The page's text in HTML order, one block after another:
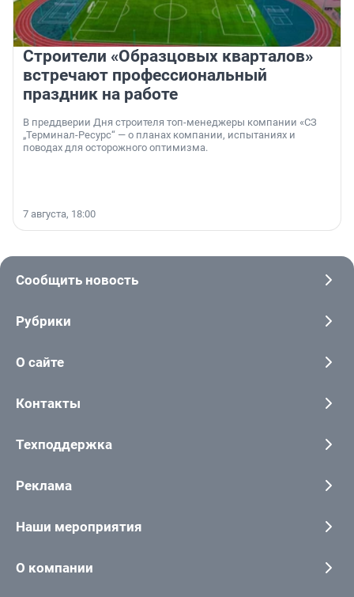
Строители «Образцовых кварталов»
встречают профессиональный
праздник на работе
В преддверии Дня строителя топ-менеджеры компании «СЗ
„Терминал-Ресурс“ — о планах компании, испытаниях и
поводах для осторожного оптимизма.
7 августа, 18:00
Сообщить новость
Рубрики
О сайте
Контакты
Техподдержка
Реклама
Наши мероприятия
О компании